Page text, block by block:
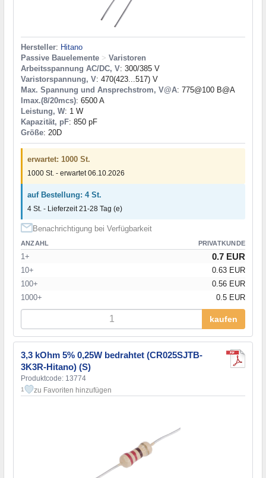
Hersteller: Hitano
Passive Bauelemente > Varistoren
Arbeitsspannung AC/DC, V: 300/385 V
Varistorspannung, V: 470(423...517) V
Max. Spannung und Ansprechstrom, V@A: 775@100 B@A
Imax.(8/20mcs): 6500 A
Leistung, W: 1 W
Kapazität, pF: 850 pF
Größe: 20D
erwartet: 1000 St.
1000 St. - erwartet 06.10.2026
auf Bestellung: 4 St.
4 St. - Lieferzeit 21-28 Tag (e)
Benachrichtigung bei Verfügbarkeit
ANZAHL PRIVATKUNDE
1+ 0.7 EUR
10+
0.63 EUR
100+
0.56 EUR
1000+
0.5 EUR
kaufen
3,3 kOhm 5% 0,25W bedrahtet (CR025SJTB-
3K3R-Hitano) (S)
Produktcode: 13774
1 zu Favoriten hinzufügen